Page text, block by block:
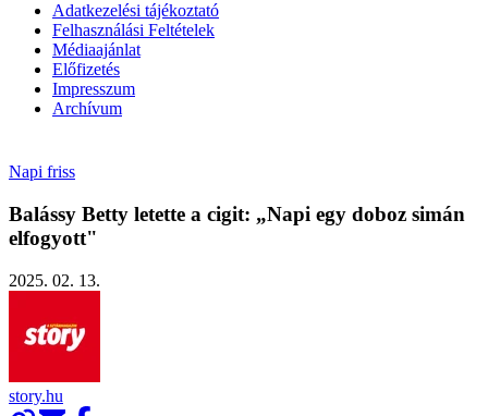
Adatkezelési tájékoztató
Felhasználási Feltételek
Médiaajánlat
Előfizetés
Impresszum
Archívum
Napi friss
Balássy Betty letette a cigit: „Napi egy doboz simán
elfogyott"
2025. 02. 13.
story.hu